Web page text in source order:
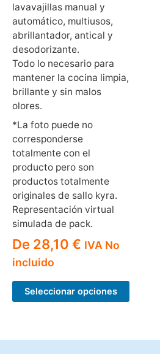
lavavajillas manual y
automático, multiusos,
abrillantador, antical y
desodorizante.
Todo lo necesario para
mantener la cocina limpia,
brillante y sin malos
olores.
*La foto puede no
corresponderse
totalmente con el
producto pero son
productos totalmente
originales de sallo kyra.
Representación virtual
simulada de pack.
De 28,10 € IVA No
incluido
Seleccionar opciones